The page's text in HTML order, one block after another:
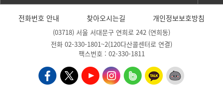
전화번호 안내 찾아오시는길 개인정보보호방침
(03718) 서울 서대문구 연희로 242 (연희동)
전화 02-330-1801~2(120다산콜센터로 연결)
팩스번호 : 02-330-1811